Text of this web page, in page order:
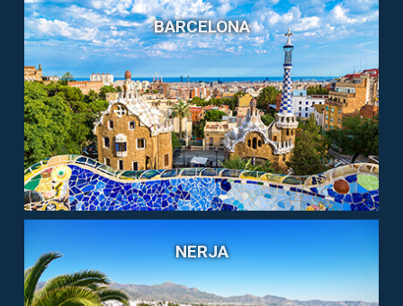
BARCELONA
NERJA